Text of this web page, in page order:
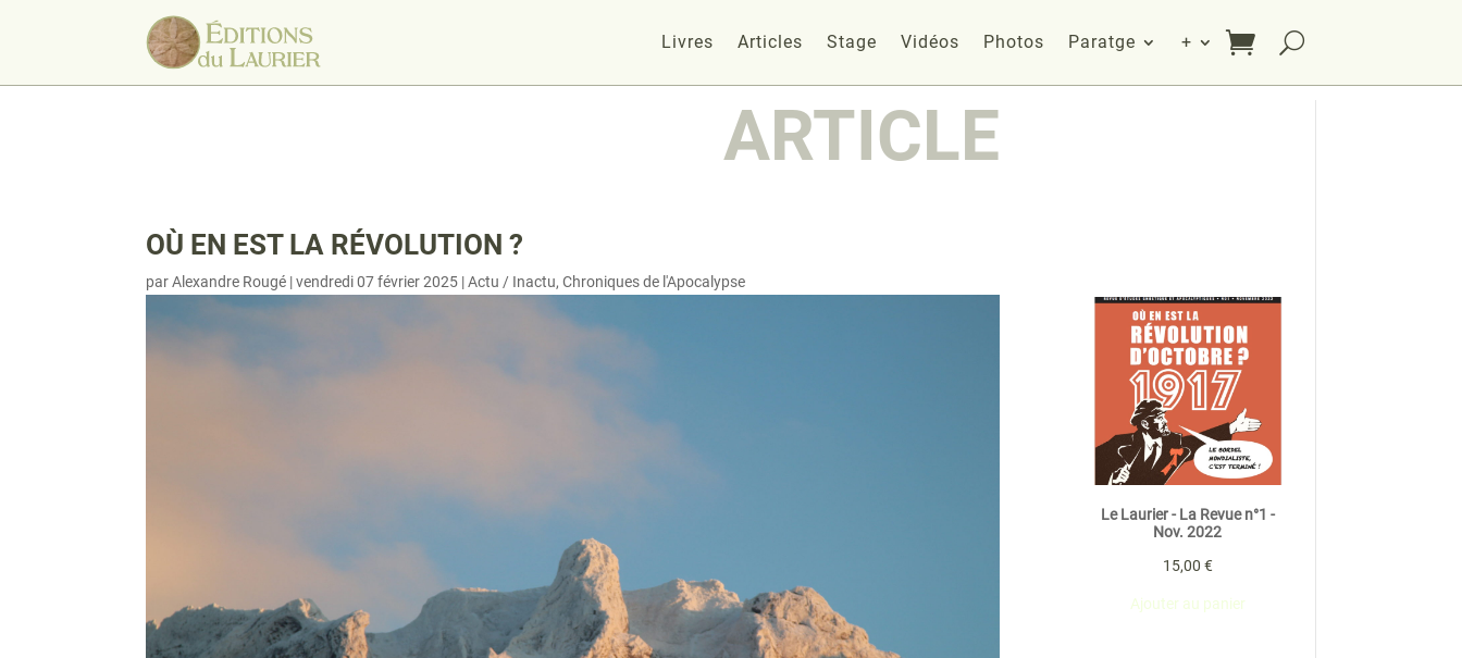
Livres Articles Stage Vidéos Photos Paratge +
ARTICLE
OÙ EN EST LA RÉVOLUTION ?
parAlexandre Rougé |vendredi 07 février 2025 |Actu / Inactu,Chroniques de l'Apocalypse
Le Laurier - La Revue n°1 -
Nov. 2022
15,00 €
Ajouter au panier